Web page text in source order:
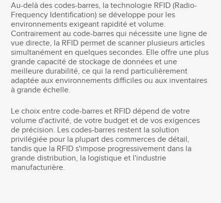
Au-delà des codes-barres, la technologie RFID (Radio-
Frequency Identification) se développe pour les
environnements exigeant rapidité et volume.
Contrairement au code-barres qui nécessite une ligne de
vue directe, la RFID permet de scanner plusieurs articles
simultanément en quelques secondes. Elle offre une plus
grande capacité de stockage de données et une
meilleure durabilité, ce qui la rend particulièrement
adaptée aux environnements difficiles ou aux inventaires
à grande échelle.
Le choix entre code-barres et RFID dépend de votre
volume d'activité, de votre budget et de vos exigences
de précision. Les codes-barres restent la solution
privilégiée pour la plupart des commerces de détail,
tandis que la RFID s'impose progressivement dans la
grande distribution, la logistique et l'industrie
manufacturière.